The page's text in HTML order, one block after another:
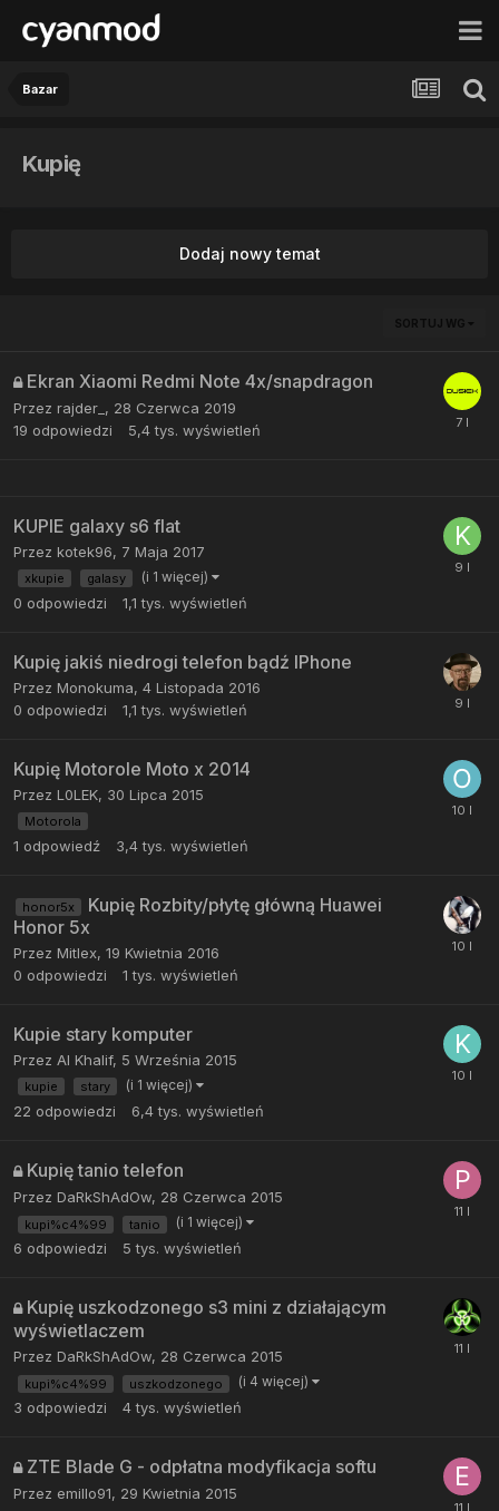
Bazar
Kupię
Dodaj nowy temat
SORTUJ WG
Ekran Xiaomi Redmi Note 4x/snapdragon
Przez rajder_ , 28 Czerwca 2019
19 odpowiedzi 5,4 tys. wyświetleń
KUPIE galaxy s6 flat
Przez kotek96, 7 Maja 2017
xkupie galasy (i 1 więcej)
0 odpowiedzi 1,1 tys. wyświetleń
Kupię jakiś niedrogi telefon bądź IPhone
Przez Monokuma, 4 Listopada 2016
0 odpowiedzi 1,1 tys. wyświetleń
Kupię Motorole Moto x 2014
Przez L0LEK, 30 Lipca 2015
Motorola
1 odpowiedź 3,4 tys. wyświetleń
honor5x
Kupię Rozbity/płytę główną Huawei
Honor 5x
Przez Mitlex, 19 Kwietnia 2016
0 odpowiedzi 1 tys. wyświetleń
Kupie stary komputer
Przez Al Khalif, 5 Września 2015
kupie stary (i 1 więcej)
22 odpowiedzi 6,4 tys. wyświetleń
Kupię tanio telefon
Przez DaRkShAdOw, 28 Czerwca 2015
kupi%c4%99 tanio (i 1 więcej)
6 odpowiedzi 5 tys. wyświetleń
Kupię uszkodzonego s3 mini z działającym
wyświetlaczem
Przez DaRkShAdOw, 28 Czerwca 2015
kupi%c4%99 uszkodzonego (i 4 więcej)
3 odpowiedzi 4 tys. wyświetleń
ZTE Blade G - odpłatna modyfikacja softu
Przez emillo91, 29 Kwietnia 2015